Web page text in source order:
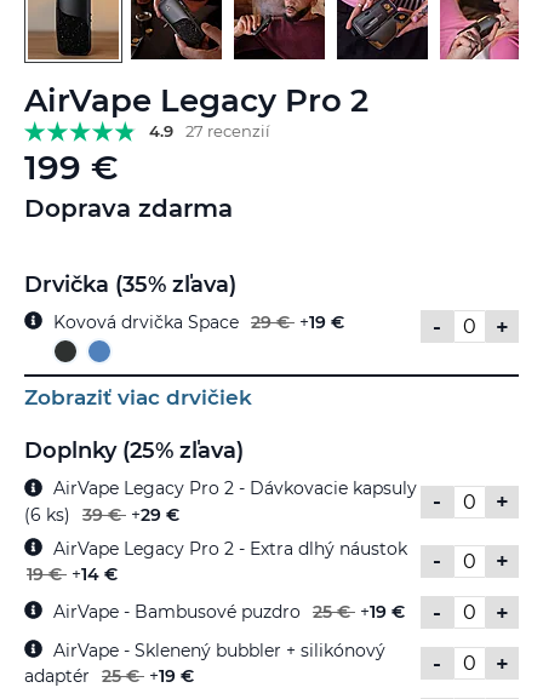
AirVape Legacy Pro 2
4.9 27 recenzií
199 €
Doprava zdarma
Drvička (35% zľava)
-
+
Kovová drvička Space 29 € +19 €
Zobraziť viac drvičiek
Doplnky (25% zľava)
-
+
AirVape Legacy Pro 2 - Dávkovacie kapsuly
(6 ks)
39 € +29 €
- +
AirVape Legacy Pro 2 - Extra dlhý náustok
19 € +14 €
- +
AirVape - Bambusové puzdro 25 € +19 €
- +
AirVape - Sklenený bubbler + silikónový
adaptér
25 € +19 €
na
začiatok
galérie
obrázkov